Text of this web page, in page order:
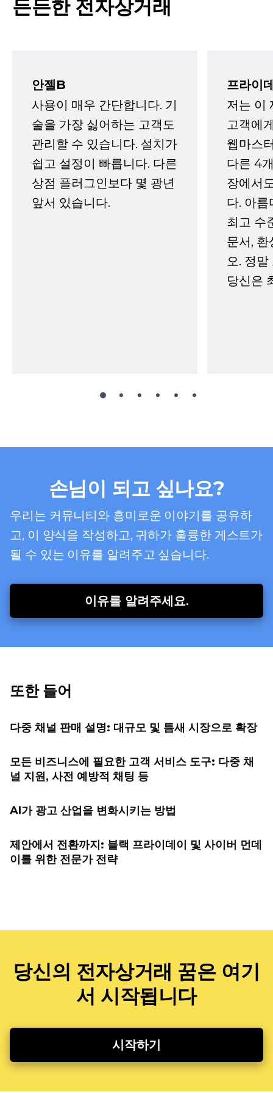
든든한 전자상거래
안젤B
사용이 매우 간단합니다. 기
술을 가장 싫어하는 고객도
관리할 수 있습니다. 설치가
쉽고 설정이 빠릅니다. 다른
상점 플러그인보다 몇 광년
앞서 있습니다.
프라이
저는 이
고객에
웹마스
다른 4
장에서
다. 아름
최고 수
문서,
오. 정
당신은
손님이 되고 싶나요?
우리는 커뮤니티와 흥미로운 이야기를 공유하
고, 이 양식을 작성하고, 귀하가 훌륭한 게스트가
될 수 있는 이유를 알려주고 싶습니다.
이유를 알려주세요.
또한 들어
다중 채널 판매 설명: 대규모 및 틈새 시장으로 확장
모든 비즈니스에 필요한 고객 서비스 도구: 다중 채
널 지원, 사전 예방적 채팅 등
AI가 광고 산업을 변화시키는 방법
제안에서 전환까지: 블랙 프라이데이 및 사이버 먼데
이를 위한 전문가 전략
당신의 전자상거래 꿈은 여기
서 시작됩니다
시작하기